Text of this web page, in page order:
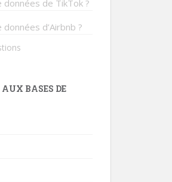
de TikTok ?
d’Airbnb ?
BASES DE